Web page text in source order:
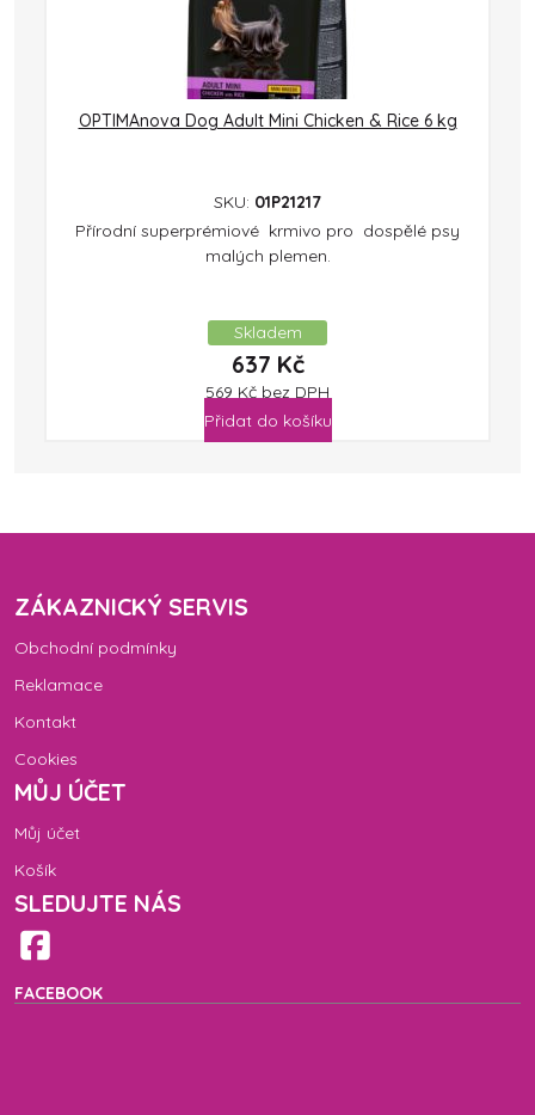
OPTIMAnova Dog Adult Mini Chicken & Rice 6 kg
SKU: 01P21217
Přírodní superprémiové krmivo pro dospělé psy
malých plemen.
Skladem
637 Kč
569 Kč bez DPH
Přidat do košíku
ZÁKAZNICKÝ SERVIS
Obchodní podmínky
Reklamace
Kontakt
Cookies
MŮJ ÚČET
Můj účet
Košík
SLEDUJTE NÁS
FACEBOOK